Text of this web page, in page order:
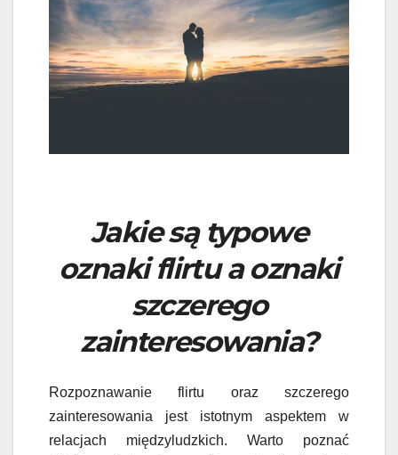
Jakie są typowe
oznaki flirtu a oznaki
szczerego
zainteresowania?
Rozpoznawanie flirtu oraz szczerego
zainteresowania jest istotnym aspektem w
relacjach międzyludzkich. Warto poznać